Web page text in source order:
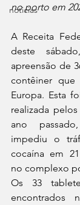
noticias
no porto em
A Receita
deste
apreensão de
contêiner
Europa. Esta
realizada
ano
impediu o
cocaína em
no complexo
Os 33
encontrados